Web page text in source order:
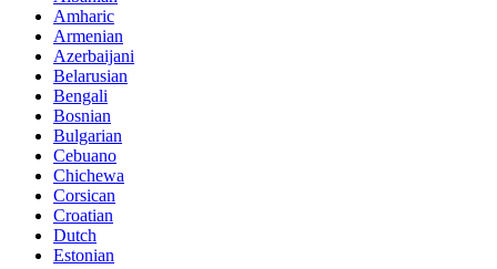
Amharic
Armenian
Azerbaijani
Belarusian
Bengali
Bosnian
Bulgarian
Cebuano
Chichewa
Corsican
Croatian
Dutch
Estonian